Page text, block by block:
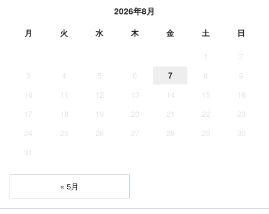
2026年8月
月 火 水 木 金 土 日
1
2
3
4 5 6 7 8
9
10
11 12 13 14 15
16
17
18 19 20 21 22
23
24
25 26 27 28 29
30
31
« 5月